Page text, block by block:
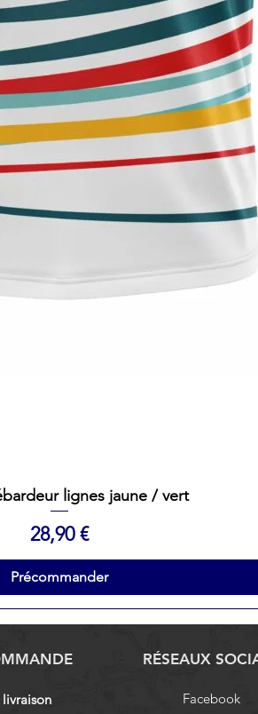
Aperçu rapidelignes jaune / vert
Prix
28,90 €
Précommander
RÉSEAUX
Facebook